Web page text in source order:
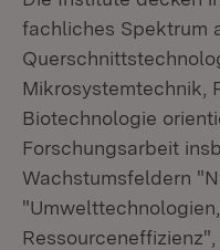
fachliches Spektrum
Mikrosystemtechnik,
Biotechnologie
Forschungsarbeit
Wachstumsfeldern